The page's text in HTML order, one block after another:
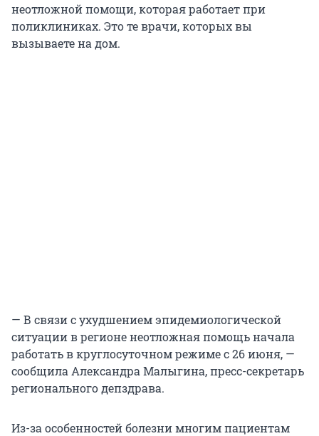
неотложной помощи, которая работает при
поликлиниках. Это те врачи, которых вы
вызываете на дом.
— В связи с ухудшением эпидемиологической
ситуации в регионе неотложная помощь начала
работать в круглосуточном режиме с 26 июня, —
сообщила Александра Малыгина, пресс-секретарь
регионального депздрава.
Из-за особенностей болезни многим пациентам